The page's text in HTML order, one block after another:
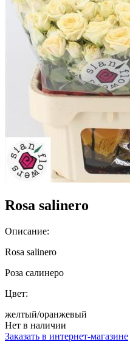
Rosa salinero
Описание:
Rosa salinero
Роза салинеро
Цвет:
желтый/оранжевый
Нет в наличии
Заказать в интернет-магазине